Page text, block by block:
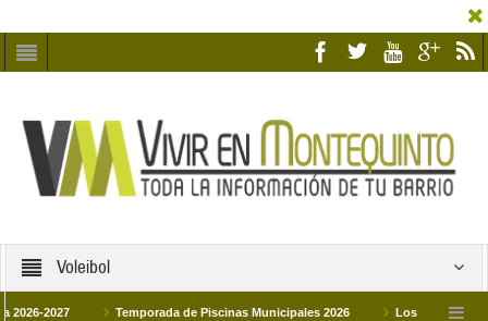
Voleibol
Temporada de Piscinas Municipales 2026 Los Campus de